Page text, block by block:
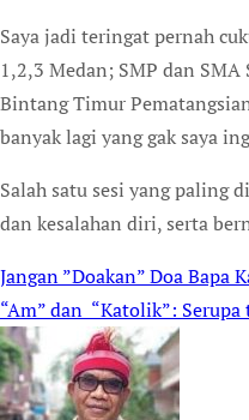
Saya jadi teringat pernah
1,2,3 Medan; SMP dan
Bintang Timur
banyak lagi yang gak saya
Salah satu sesi yang paling
dan kesalahan diri, serta
Post
navigation
Jangan ”Doakan” Doa Bapa
“Am” dan “Katolik”: Serupa